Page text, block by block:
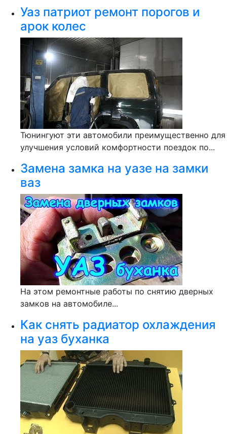
Уаз патриот ремонт порогов и
арок колес
Тюнингуют эти автомобили преимущественно для
улучшения условий комфортности поездок по...
Замена замка на уазе на замки
ваз
На этом ремонтные работы по снятию дверных
замков на автомобиле...
Как снять радиатор охлаждения
на уаз буханка